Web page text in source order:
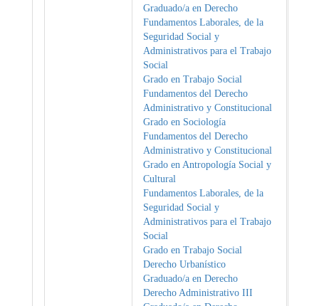
Graduado/a en Derecho
Fundamentos Laborales, de la
Seguridad Social y
Administrativos para el Trabajo
Social
Grado en Trabajo Social
Fundamentos del Derecho
Administrativo y Constitucional
Grado en Sociología
Fundamentos del Derecho
Administrativo y Constitucional
Grado en Antropología Social y
Cultural
Fundamentos Laborales, de la
Seguridad Social y
Administrativos para el Trabajo
Social
Grado en Trabajo Social
Derecho Urbanístico
Graduado/a en Derecho
Derecho Administrativo III